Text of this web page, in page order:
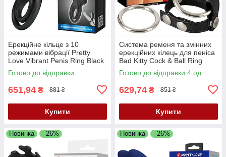
Ерекційне кільце з 10
режимами вібрації Pretty
Love Vibrant Penis Ring Black
— вібрації для двох
Готово до відправки
651,94 ₴ 881 ₴
Купити
Система ременя та змінних
ерекційних кілець для пеніса
Bad Kitty Cock & Ball Ring
Готово до відправки 4 од.
629,74 ₴ 851 ₴
Купити
Новинка –26% Новинка –26%